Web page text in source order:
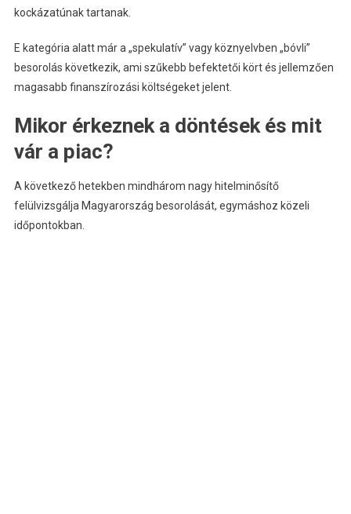
kockázatúnak tartanak.
E kategória alatt már a „spekulatív” vagy köznyelvben „bóvli”
besorolás következik, ami szűkebb befektetői kört és jellemzően
magasabb finanszírozási költségeket jelent.
Mikor érkeznek a döntések és mit
vár a piac?
A következő hetekben mindhárom nagy hitelminősítő
felülvizsgálja Magyarország besorolását, egymáshoz közeli
időpontokban.